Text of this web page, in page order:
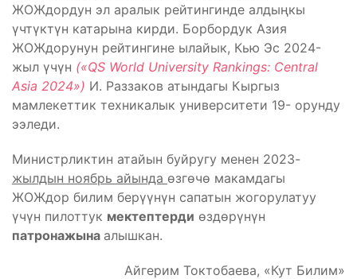
ЖОЖдордун эл аралык рейтингинде алдыңкы
үчтүктүн катарына кирди. Борбордук Азия
ЖОЖдорунун рейтингине ылайык, Кью Эс 2024-
жыл үчүн («QS World University Rankings: Central
Asia 2024») И. Раззаков атындагы Кыргыз
мамлекеттик техникалык университети 19- орунду
ээледи.
Министрликтин атайын буйругу менен 2023-
жылдын ноябрь айында өзгөчө макамдагы
ЖОЖдор билим берүүнүн сапатын жогорулатуу
үчүн пилоттук мектептерди өздөрүнүн
патронажына алышкан.
Айгерим Токтобаева, «Кут Билим»